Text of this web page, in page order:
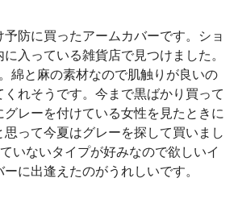
防に買ったアームカバーです。ショ
入っている雑貨店で見つけました。
綿と麻の素材なので肌触りが良いの
れそうです。今まで黒ばかり買って
レーを付けている女性を見たときに
って今夏はグレーを探して買いまし
いないタイプが好みなので欲しいイ
に出逢えたのがうれしいです。